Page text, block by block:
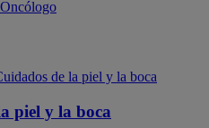
piel y la boca